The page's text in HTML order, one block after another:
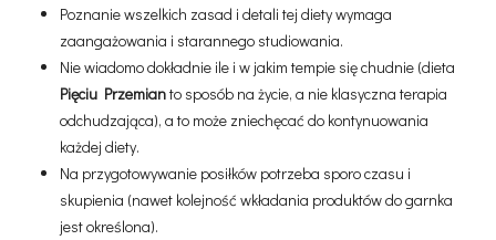
Poznanie wszelkich zasad i detali tej diety wymaga
zaangażowania i starannego studiowania.
Nie wiadomo dokładnie ile i w jakim tempie się chudnie (dieta
Pięciu Przemianto sposób na życie, a nie klasyczna terapia
odchudzająca), a to może zniechęcać do kontynuowania
każdej diety.
Na przygotowywanie posiłków potrzeba sporo czasu i
skupienia (nawet kolejność wkładania produktów do garnka
jest określona).